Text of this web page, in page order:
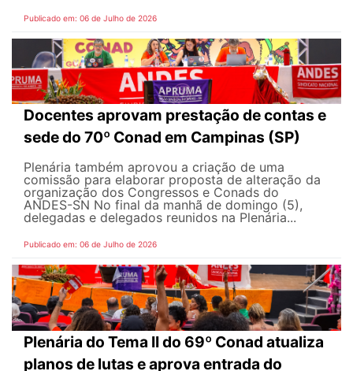
Publicado em: 06 de Julho de 2026
Docentes aprovam prestação de contas e
sede do 70º Conad em Campinas (SP)
Plenária também aprovou a criação de uma
comissão para elaborar proposta de alteração da
organização dos Congressos e Conads do
ANDES-SN No final da manhã de domingo (5),
delegadas e delegados reunidos na Plenária...
Publicado em: 06 de Julho de 2026
Plenária do Tema II do 69º Conad atualiza
planos de lutas e aprova entrada do